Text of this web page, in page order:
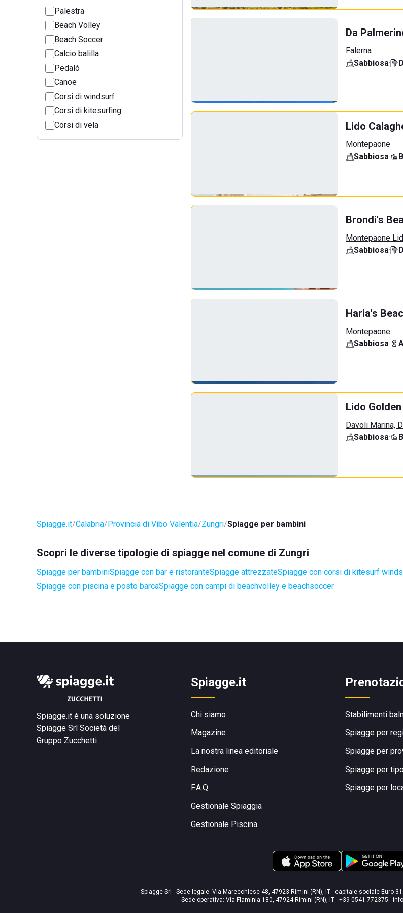
Palestra
Beach Volley
Beach Soccer
Calcio balilla
Pedalò
Canoe
Corsi di windsurf
Corsi di kitesurfing
Corsi di vela
Da
Falerna
Sabbiosa·
Lido
Montepaone
Sabbiosa·
Brondi's
Montepaone
Sabbiosa·
Haria's
Montepaone
Sabbiosa·
Lido Golden
Davoli Marina,
Sabbiosa·
Spiagge.it Calabria Provincia di Vibo Valentia Zungri Spiagge per bambini
Scopri le diverse tipologie di spiagge nel comune di Zungri
Spiagge per bambiniSpiagge con bar e ristoranteSpiagge attrezzateSpiagge con corsi di kitesurf
Spiagge con piscina e posto barcaSpiagge con campi di beachvolley e beachsoccer
Spiagge.it è una soluzione
Spiagge Srl Società del
Gruppo Zucchetti
Spiagge.it
Chi siamo
Magazine
La nostra linea editoriale
Redazione
F.A.Q.
Gestionale Spiaggia
Gestionale Piscina
Stabilimenti
Spiagge per
Spiagge per
Spiagge per
Spiagge per
Spiagge Srl - Sede legale: Via Marecchiese 48, 47923 Rimini (RN), IT - capitale sociale Euro
Sede operativa: Via Flaminia 180, 47924 Rimini (RN), IT - +39 0541 772375 -